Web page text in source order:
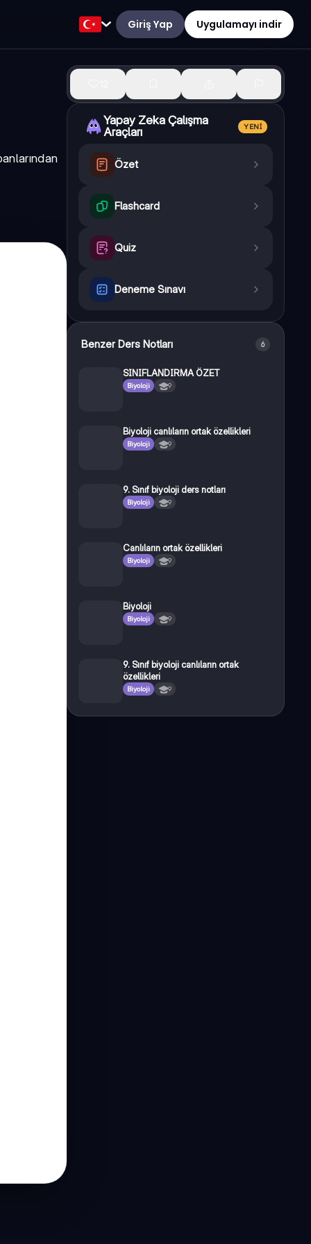
Giriş Yap Uygulamayı indir
Yapay Zeka Çalışma
Araçları
YENI
Özet
Flashcard
Quiz
Deneme Sınavı
Benzer Ders Notları 6
SINIFLANDIRMA ÖZET
Biyoloji 9
Biyoloji canlıların ortak özellikleri
Biyoloji 9
9. Sınıf biyoloji ders notları
Biyoloji 9
Canlıların ortak özellikleri
Biyoloji 9
Biyoloji
Biyoloji 9
9. Sınıf biyoloji canlıların ortak
özellikleri
Biyoloji 9